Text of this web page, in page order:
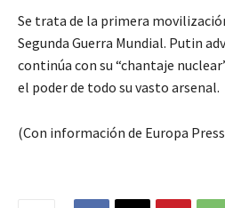
Se trata de la primera
Segunda Guerra Mundial. Putin
continúa con su “chantaje
el poder de todo su vasto arsenal.
(Con información de Europa